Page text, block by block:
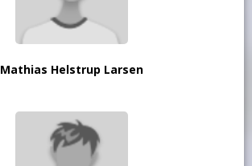
Mathias Helstrup Larsen